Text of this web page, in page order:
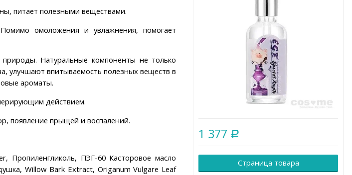
питает полезными веществами.
омоложения и увлажнения, помогает
Натуральные компоненты не только
улучшают впитываемость полезных веществ в
ароматы.
действием.
появление прыщей и воспалений.
Пропиленгликоль, ПЭГ-60 Касторовое масло
Willow Bark Extract, Origanum Vulgare Leaf
1 377 Р
Страница товара